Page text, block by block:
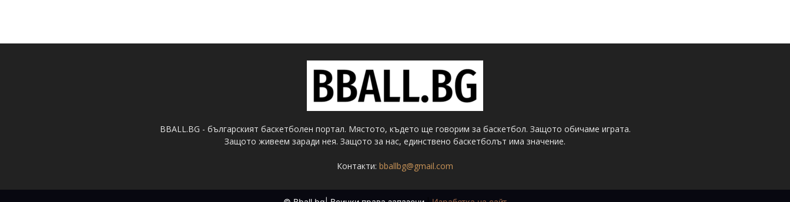
BBALL.BG - българският баскетболен портал. Мястото, където ще говорим за баскетбол. Защото обичаме играта.
Защото живеем заради нея. Защото за нас, единствено баскетболът има значение.
Контакти: bballbg@gmail.com